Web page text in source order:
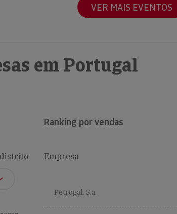
VER MAIS EVENTOS
em Portugal
Ranking por vendas
Empresa
Petrogal, S.a.